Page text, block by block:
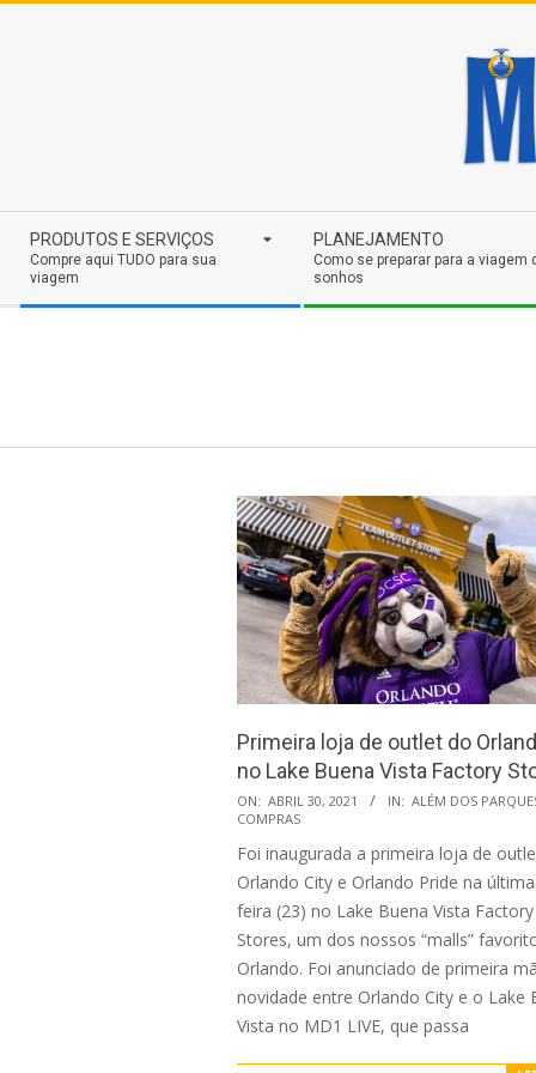
Navigation
Menu
PRODUTOS E SERVIÇOS
Compre aqui TUDO para sua
viagem
PLANEJAMENTO
Como se preparar para a viagem
sonhos
Primeira loja de outlet do
no Lake Buena Vista Factory
2021-
04-
30
ON: ABRIL 30, 2021 IN: ALÉM DOS
COMPRAS
Foi inaugurada a primeira loja de
Orlando City e Orlando Pride na
feira (23) no Lake Buena Vista Factory
Stores, um dos nossos “malls”
Orlando. Foi anunciado de primeira
novidade entre Orlando City e o Lake
Vista no MD1 LIVE, que passa